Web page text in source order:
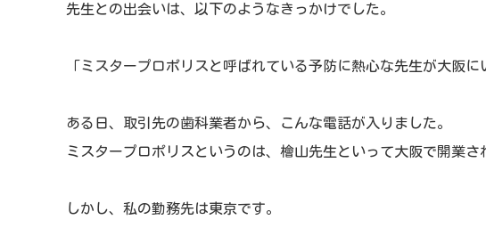
先生との出会いは、以下のようなきっかけでした。
「ミスタープロポリスと呼ばれている予防に熱心な先生が大阪に
ある日、取引先の歯科業者から、こんな電話が入りました。
ミスタープロポリスというのは、檜山先生といって大阪で開業さ
しかし、私の勤務先は東京です。